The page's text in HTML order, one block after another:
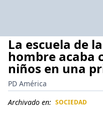
La escuela de
hombre acaba
niños en una
PD América
Archivado en: SOCIEDAD